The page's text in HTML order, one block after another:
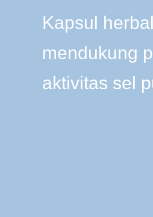
Kapsul
mendukung
aktivitas sel